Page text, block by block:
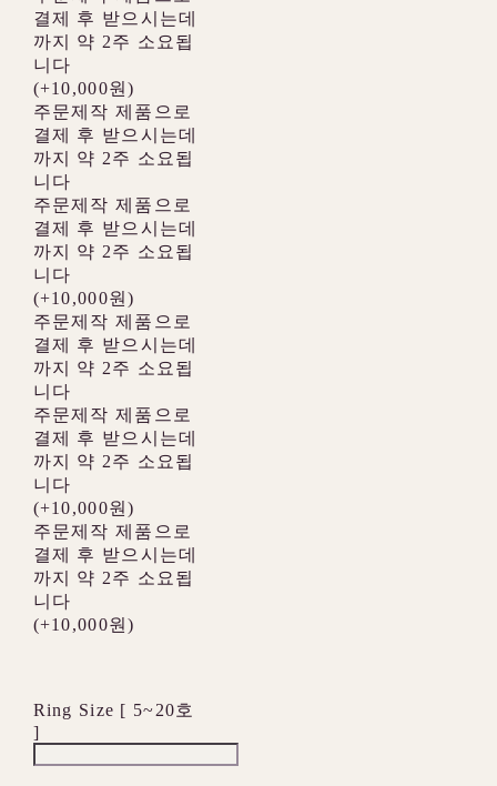
결제 후 받으시는데
까지 약 2주 소요됩
니다
(+10,000원)
주문제작 제품으로
결제 후 받으시는데
까지 약 2주 소요됩
니다
주문제작 제품으로
결제 후 받으시는데
까지 약 2주 소요됩
니다
(+10,000원)
주문제작 제품으로
결제 후 받으시는데
까지 약 2주 소요됩
니다
주문제작 제품으로
결제 후 받으시는데
까지 약 2주 소요됩
니다
(+10,000원)
주문제작 제품으로
결제 후 받으시는데
까지 약 2주 소요됩
니다
(+10,000원)
Ring Size [ 5~20호
]